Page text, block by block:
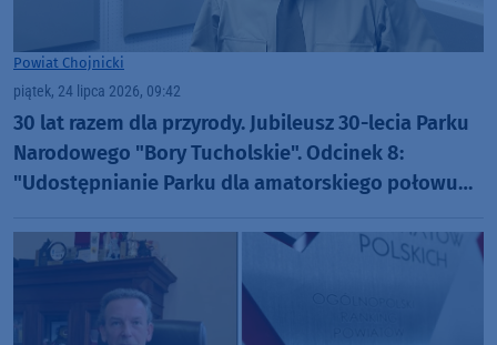
Powiat Chojnicki
piątek, 24 lipca 2026, 09:42
30 lat razem dla przyrody. Jubileusz 30-lecia Parku
Narodowego "Bory Tucholskie". Odcinek 8:
"Udostępnianie Parku dla amatorskiego połowu